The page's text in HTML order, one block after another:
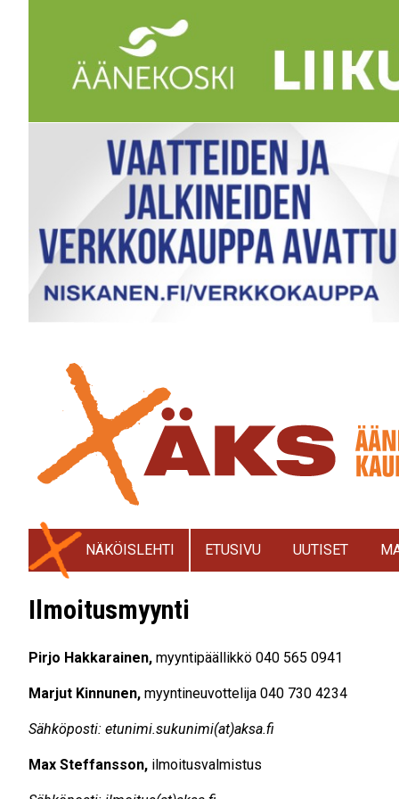
NÄKÖISLEHTI ETUSIVU UUTISET
Ilmoitusmyynti
Pirjo Hakkarainen, myyntipäällikkö 040 565 0941
Marjut Kinnunen, myyntineuvottelija 040 730 4234
Sähköposti: etunimi.sukunimi(at)aksa.fi
Max Steffansson, ilmoitusvalmistus